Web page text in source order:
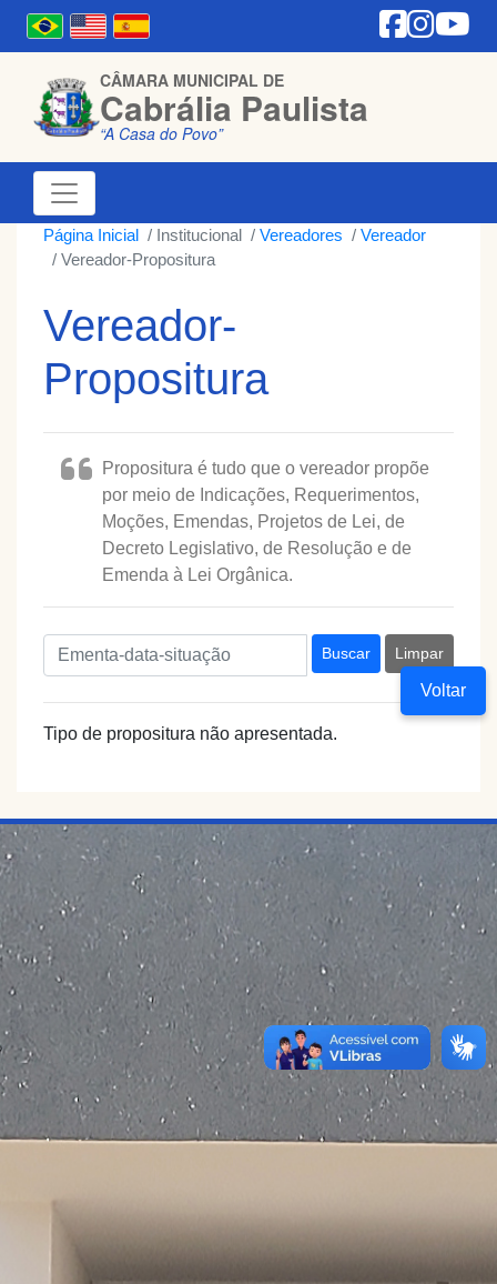
CÂMARA MUNICIPAL DE
Cabrália Paulista
“A Casa do Povo”
Voltar
Página Inicial Institucional Vereadores
Vereador
Vereador-Propositura
Vereador-
Propositura
Propositura é tudo que o vereador propõe
por meio de Indicações, Requerimentos,
Moções, Emendas, Projetos de Lei, de
Decreto Legislativo, de Resolução e de
Emenda à Lei Orgânica.
Buscar Limpar
Tipo de propositura não apresentada.